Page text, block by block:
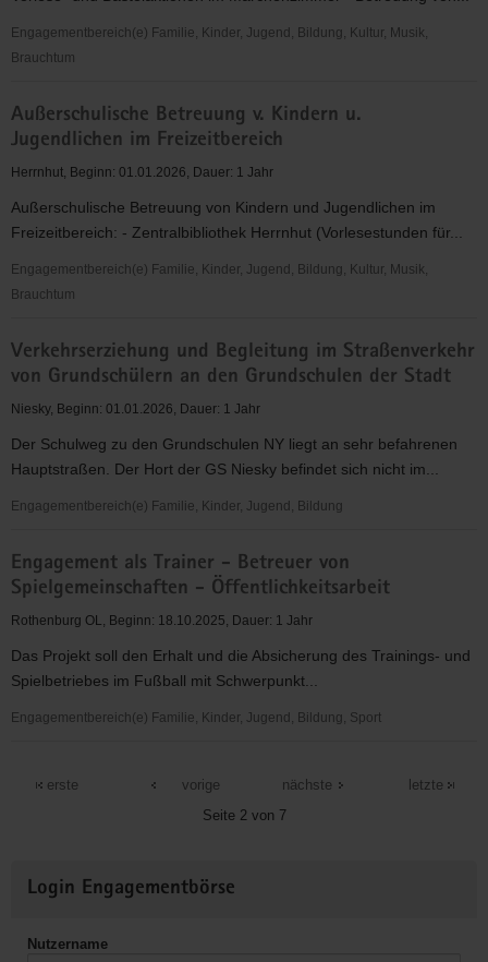
Betreuung
von
Kindern
Jugendlichen
im
Rennersdorf
Engagementbereich(e) Familie, Kinder, Jugend, Bildung, Kultur, Musik,
Brauchtum
Bibliothek
Rennersdorf
und
sowie
des
Märchenzimmers
Berthelsdorf
Außerschulische Betreuung v. Kindern u.
Jugendlichen im Freizeitbereich
Herrnhut, Beginn: 01.01.2026, Dauer: 1 Jahr
Außerschulische Betreuung von Kindern und Jugendlichen im
Freizeitbereich: - Zentralbibliothek Herrnhut (Vorlesestunden für...
Engagementbereich(e) Familie, Kinder, Jugend, Bildung, Kultur, Musik,
Brauchtum
Betreuung
v.
Kindern
Jugendlichen
im
Freizeitbereich
Verkehrserziehung und Begleitung im Straßenverkehr
von Grundschülern an den Grundschulen der Stadt
Niesky, Beginn: 01.01.2026, Dauer: 1 Jahr
Der Schulweg zu den Grundschulen NY liegt an sehr befahrenen
Hauptstraßen. Der Hort der GS Niesky befindet sich nicht im...
Engagementbereich(e) Familie, Kinder, Jugend, Bildung
und
Begleitung
im
von
Grundschülern
an
Engagement als Trainer - Betreuer von
Spielgemeinschaften - Öffentlichkeitsarbeit
Rothenburg OL, Beginn: 18.10.2025, Dauer: 1 Jahr
Das Projekt soll den Erhalt und die Absicherung des Trainings- und
Spielbetriebes im Fußball mit Schwerpunkt...
Engagementbereich(e) Familie, Kinder, Jugend, Bildung, Sport
von
Spielgemeinschaften
Öffentlichkeitsarbeit
erste
vorige
Seite 2 von 7
nächste letzte
Informationen
Login Engagementbörse
Nutzername